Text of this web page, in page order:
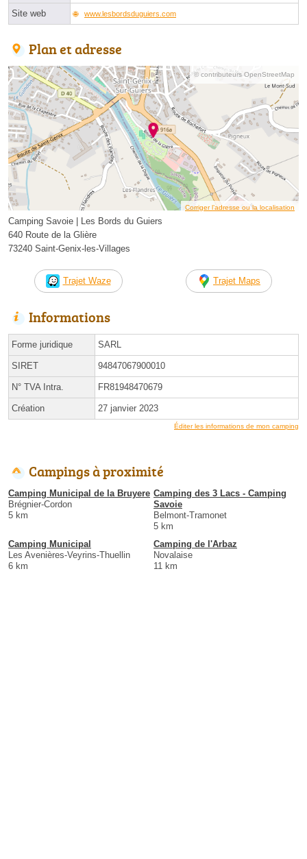
Site web www.lesbordsduguiers.com
Plan et adresse
© contributeurs OpenStreetMap
Corriger l’adresse ou la localisation
Camping Savoie | Les Bords du Guiers
640 Route de la Glière
73240 Saint-Genix-les-Villages
Trajet Waze Trajet Maps
Informations
Forme juridique SARL
SIRET 94847067900010
N° TVA Intra. FR81948470679
Création 27 janvier 2023
Éditer les informations de mon camping
Campings à proximité
Camping Municipal de la Bruyere
Brégnier-Cordon
5 km
Camping des 3 Lacs - Camping
Savoie
Belmont-Tramonet
5 km
Camping Municipal
Les Avenières-Veyrins-Thuellin
6 km
Camping de l'Arbaz
Novalaise
11 km